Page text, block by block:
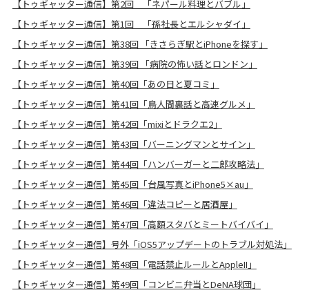
【トゥギャッター通信】第2回 「ネパール料理とバブル」
【トゥギャッター通信】第1回 「孫社長とエルシャダイ」
【トゥギャッター通信】第38回 「きさらぎ駅とiPhoneを探す」
【トゥギャッター通信】第39回 「病院の怖い話とロンドン」
【トゥギャッター通信】第40回「あの日と夏コミ」
【トゥギャッター通信】第41回「鳥人間裏話と高速グルメ」
【トゥギャッター通信】第42回「mixiとドラクエ2」
【トゥギャッター通信】第43回「バーニングマンとサイン」
【トゥギャッター通信】第44回「ハンバーガーと二郎攻略法」
【トゥギャッター通信】第45回「台風写真とiPhone5×au」
【トゥギャッター通信】第46回「違法コピーと居酒屋」
【トゥギャッター通信】第47回「高額スタバとミートバイバイ」
【トゥギャッター通信】号外「iOS5アップデートのトラブル対処法」
【トゥギャッター通信】第48回「電話禁止ルールとAppleII」
【トゥギャッター通信】第49回「コンビニ弁当とDeNA球団」